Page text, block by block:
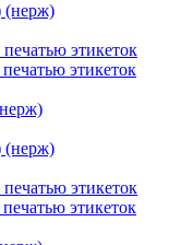
(нерж)
этикеток
этикеток
(нерж)
этикеток
этикеток